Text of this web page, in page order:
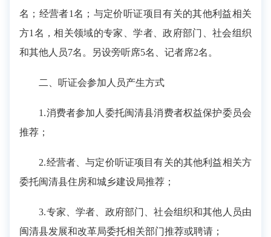
名；经营者1名；与定价听证项目有关的其他利益相关
方1名，相关领域的专家、学者、政府部门、社会组织
和其他人员7名。另设旁听席5名、记者席2名。
二、听证会参加人员产生方式
1.消费者参加人委托闽清县消费者权益保护委员会
推荐；
2.经营者、与定价听证项目有关的其他利益相关方
委托闽清县住房和城乡建设局推荐；
3.专家、学者、政府部门、社会组织和其他人员由
闽清县发展和改革局委托相关部门推荐或聘请；